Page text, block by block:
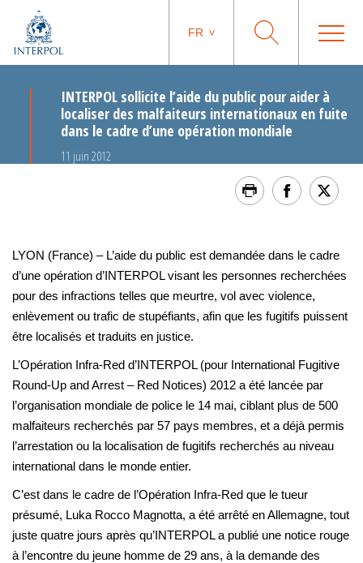
FR
INTERPOL sollicite l’aide du public pour aider à
localiser des malfaiteurs internationaux en fuite
dans le cadre d’une opération mondiale
11 juin 2012
LYON (France) – L’aide du public est demandée dans le cadre
d’une opération d’INTERPOL visant les personnes recherchées
pour des infractions telles que meurtre, vol avec violence,
enlèvement ou trafic de stupéfiants, afin que les fugitifs puissent
être localisés et traduits en justice.
L’Opération Infra-Red d’INTERPOL (pour International Fugitive
Round-Up and Arrest – Red Notices) 2012 a été lancée par
l’organisation mondiale de police le 14 mai, ciblant plus de 500
malfaiteurs recherchés par 57 pays membres, et a déjà permis
l’arrestation ou la localisation de fugitifs recherchés au niveau
international dans le monde entier.
C’est dans le cadre de l’Opération Infra-Red que le tueur
présumé, Luka Rocco Magnotta, a été arrêté en Allemagne, tout
juste quatre jours après qu’INTERPOL a publié une notice rouge
à l’encontre du jeune homme de 29 ans, à la demande des